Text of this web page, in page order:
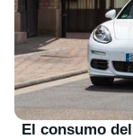
El consumo